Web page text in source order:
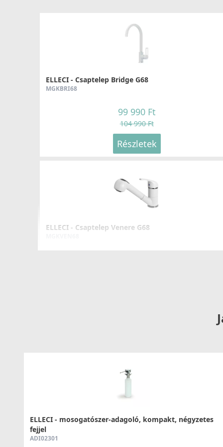
ELLECI - Csaptelep Bridge G68
MGKBRI68
99 990 Ft
104 990 Ft
Részletek
ELLECI - Csaptelep Venere G68
ELLECI - Csaptelep Cloud G68
ELLECI - mosogatószer-adagoló, kompakt, négyzetes
fejjel
ADI02301